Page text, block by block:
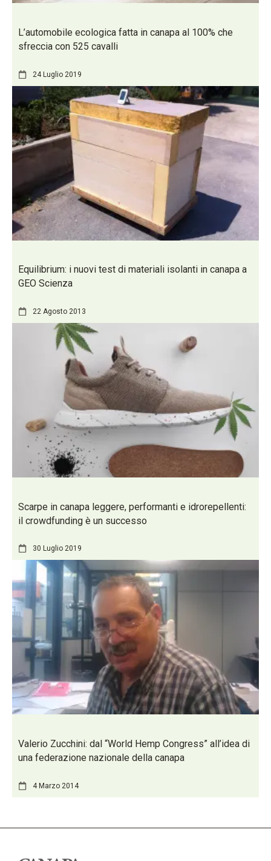
L’automobile ecologica fatta in canapa al 100% che
sfreccia con 525 cavalli
24 Luglio 2019
Equilibrium: i nuovi test di materiali isolanti in canapa a
GEO Scienza
22 Agosto 2013
Scarpe in canapa leggere, performanti e idrorepellenti:
il crowdfunding è un successo
30 Luglio 2019
Valerio Zucchini: dal “World Hemp Congress” all’idea di
una federazione nazionale della canapa
4 Marzo 2014